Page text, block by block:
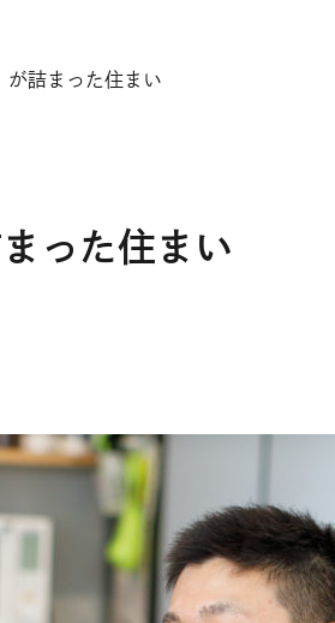
が詰まった住まい
った住まい